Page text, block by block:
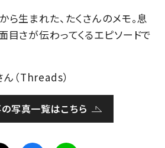
生まれた、たくさんのメモ。息
目さが伝わってくるエピソードで
（Threads）
写真一覧はこちら